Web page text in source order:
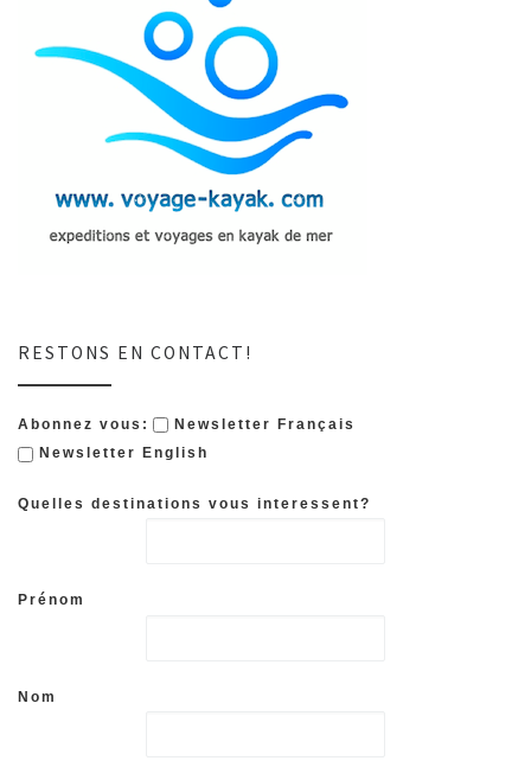
RESTONS EN CONTACT!
Abonnez vous:
Newsletter Français
Newsletter English
Quelles destinations vous interessent?
Prénom
Nom